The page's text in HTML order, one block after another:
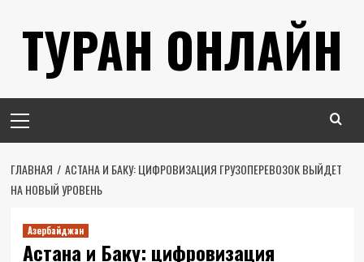
содержимому
ТУРАН ОНЛАЙН
меню
ГЛАВНАЯ
АСТАНА И БАКУ: ЦИФРОВИЗАЦИЯ ГРУЗОПЕРЕВОЗОК ВЫЙДЕТ
НА НОВЫЙ УРОВЕНЬ
Азербайджан
Астана и Баку: цифровизация